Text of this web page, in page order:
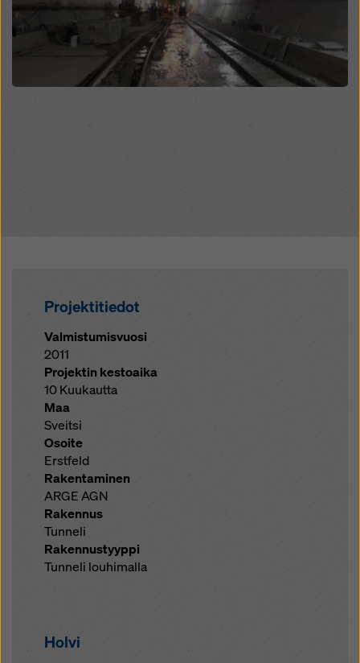
Projektitiedot
Valmistumisvuosi
2011
Projektin kestoaika
10 Kuukautta
Maa
Sveitsi
Osoite
Erstfeld
Rakentaminen
ARGE AGN
Rakennus
Tunneli
Rakennustyyppi
Tunneli louhimalla
Holvi